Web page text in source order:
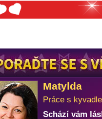
Matylda
Práce s
Schází vám